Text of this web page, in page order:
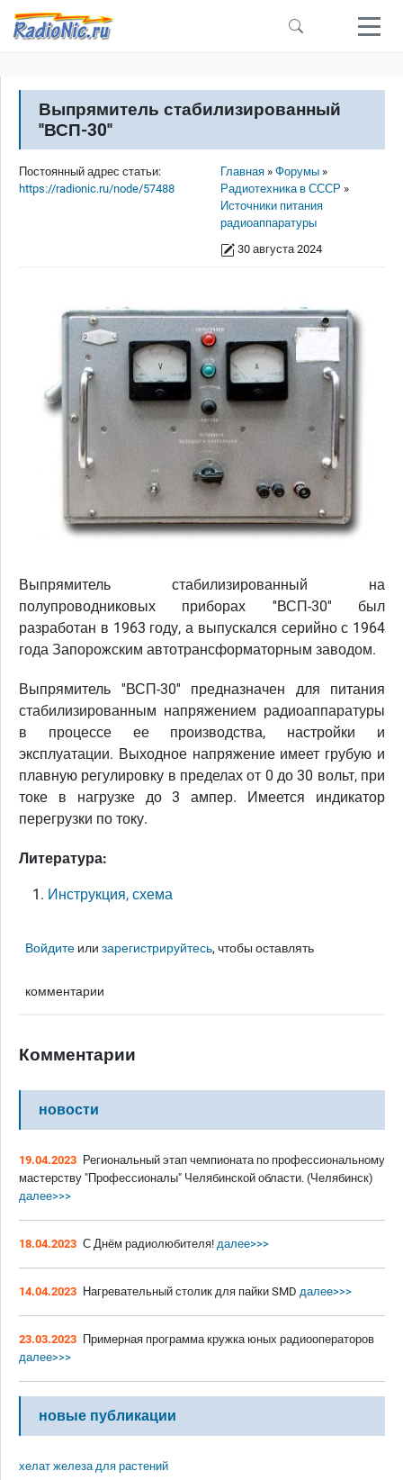
Перейти к основному содержанию
Выпрямитель стабилизированный
''ВСП-30''
Строка навигации
Главная
Форумы
Радиотехника в СССР
Источники питания
радиоаппаратуры
30 августа 2024
Постоянный адрес статьи:
https://radionic.ru/node/57488
Выпрямитель стабилизированный на
полупроводниковых приборах ''ВСП-30'' был
разработан в 1963 году, а выпускался серийно с 1964
года Запорожским автотрансформаторным заводом.
Выпрямитель ''ВСП-30'' предназначен для питания
стабилизированным напряжением радиоаппаратуры
в процессе ее производства, настройки и
эксплуатации. Выходное напряжение имеет грубую и
плавную регулировку в пределах от 0 до 30 вольт, при
токе в нагрузке до 3 ампер. Имеется индикатор
перегрузки по току.
Литература:
Инструкция, схема
Войдите илизарегистрируйтесь, чтобы оставлять
комментарии
Комментарии
новости
19.04.2023 Региональный этап чемпионата по профессиональному
мастерству "Профессионалы" Челябинской области. (Челябинск)
далее>>>
18.04.2023 С Днём радиолюбителя! далее>>>
14.04.2023 Нагревательный столик для пайки SMD далее>>>
23.03.2023 Примерная программа кружка юных радиооператоров
далее>>>
новые публикации
хелат железа для растений